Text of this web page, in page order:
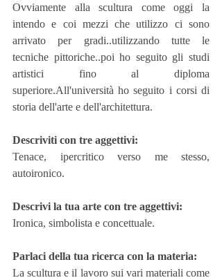
Ovviamente alla scultura come oggi la
intendo e coi mezzi che utilizzo ci sono
arrivato per gradi..utilizzando tutte le
tecniche pittoriche..poi ho seguito gli studi
artistici fino al diploma
superiore.All'università ho seguito i corsi di
storia dell'arte e dell'architettura.
Descriviti con tre aggettivi:
Tenace, ipercritico verso me stesso,
autoironico.
Descrivi la tua arte con tre aggettivi:
Ironica, simbolista e concettuale.
Parlaci della tua ricerca con la materia:
La scultura e il lavoro sui vari materiali come